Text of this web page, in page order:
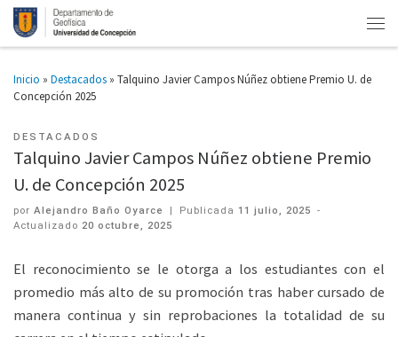
Inicio » Destacados » Talquino Javier Campos Núñez obtiene Premio U. de
Concepción 2025
DESTACADOS
Talquino Javier Campos Núñez obtiene Premio
U. de Concepción 2025
por Alejandro Baño Oyarce | Publicada11 julio, 2025 -
Actualizado 20 octubre, 2025
El reconocimiento se le otorga a los estudiantes con el
promedio más alto de su promoción tras haber cursado de
manera continua y sin reprobaciones la totalidad de su